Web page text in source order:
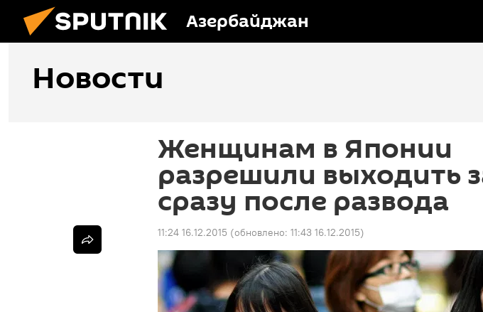
Азербайджан
Новости
Женщинам в Японии
разрешили выходить
сразу после развода
11:24 16.12.2015 (обновлено: 11:43 16.12.2015)